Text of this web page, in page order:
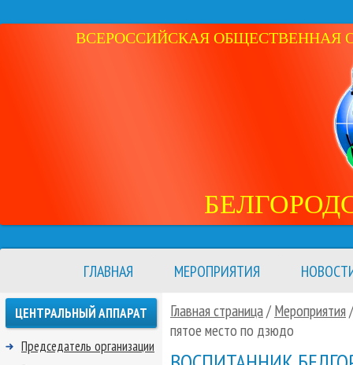
ВСЕРОССИЙСКАЯ ОБЩЕСТВЕННАЯ
ГЛАВНАЯ МЕРОПРИЯТИЯ
Главная страница/ Мероприятия
пятое место по дзюдо
ЦЕНТРАЛЬНЫЙ АППАРАТ
Председатель организации